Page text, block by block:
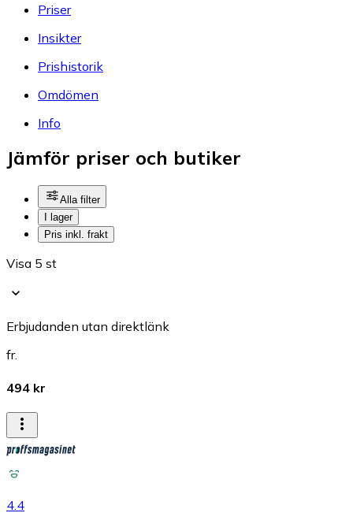
Priser
Insikter
Prishistorik
Omdömen
Info
Jämför priser och butiker
Alla filter
I lager
Pris inkl. frakt
Visa 5 st
Erbjudanden utan direktlänk
fr.
494 kr
4.4